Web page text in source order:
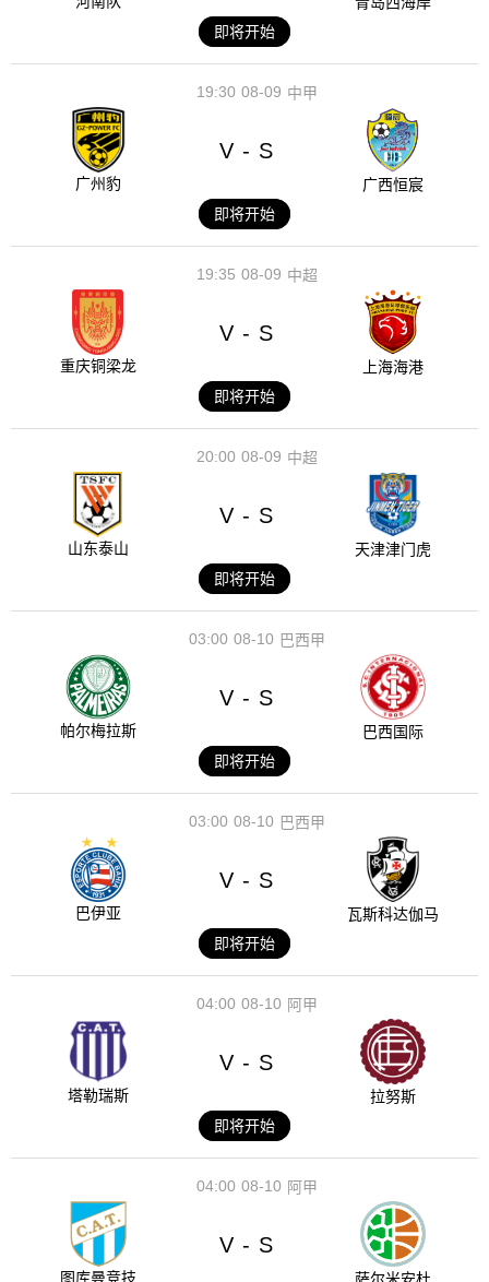
即将开始
08-09
19:30 中甲
广州豹
V - S
广西恒宸
即将开始
08-09
19:35 中超
重庆铜梁龙
V - S
上海海港
即将开始
08-09
20:00 中超
山东泰山
V - S
天津津门虎
即将开始
08-10
03:00 巴西甲
帕尔梅拉斯
V - S
巴西国际
即将开始
08-10
03:00 巴西甲
巴伊亚
V - S
瓦斯科达伽马
即将开始
08-10
04:00 阿甲
塔勒瑞斯
V - S
拉努斯
即将开始
08-10
04:00 阿甲
图库曼竞技
V - S